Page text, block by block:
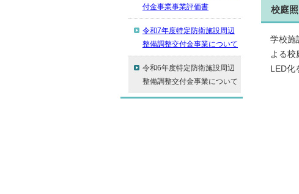
校庭
学校施
よる校
LED化
付金事業事業評価書
令和7年度特定防衛施設周辺
整備調整交付金事業について
令和6年度特定防衛施設周辺
整備調整交付金事業について